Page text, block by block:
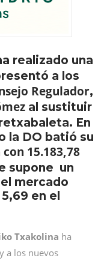
realizado una
a los
Regulador,
al sustituir
En
la DO batió su
15.183,78
supone un
mercado
en el
Txakolina ha
a los nuevos